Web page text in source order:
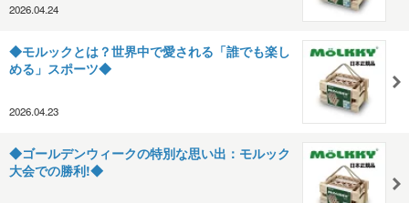
2026.04.24
◆モルックとは？世界中で愛される「誰でも楽し
める」スポーツ◆
2026.04.23
◆ゴールデンウィークの特別な思い出：モルック
大会での勝利!◆